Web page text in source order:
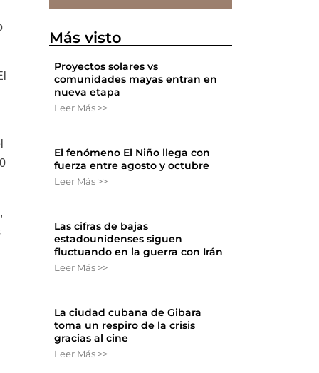
Más visto
Proyectos solares vs
comunidades mayas entran en
nueva etapa
Leer Más >>
El fenómeno El Niño llega con
fuerza entre agosto y octubre
Leer Más >>
Las cifras de bajas
estadounidenses siguen
fluctuando en la guerra con Irán
Leer Más >>
La ciudad cubana de Gibara
toma un respiro de la crisis
gracias al cine
Leer Más >>